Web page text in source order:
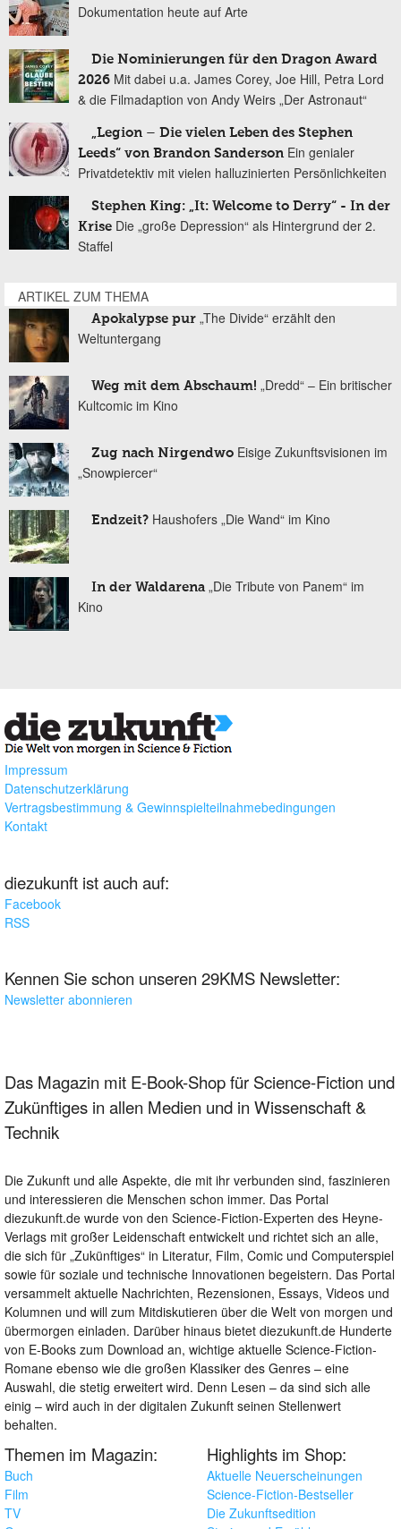
Dokumentation heute auf Arte
Die Nominierungen für den Dragon Award
2026 Mit dabei u.a. James Corey, Joe Hill, Petra Lord
& die Filmadaption von Andy Weirs „Der Astronaut“
„Legion – Die vielen Leben des Stephen
Leeds“ von Brandon Sanderson Ein genialer
Privatdetektiv mit vielen halluzinierten Persönlichkeiten
Stephen King: „It: Welcome to Derry“ - In der
Krise Die „große Depression“ als Hintergrund der 2.
Staffel
ARTIKEL ZUM THEMA
Apokalypse pur „The Divide“ erzählt den
Weltuntergang
Weg mit dem Abschaum! „Dredd“ – Ein britischer
Kultcomic im Kino
Zug nach Nirgendwo Eisige Zukunftsvisionen im
„Snowpiercer“
Endzeit? Haushofers „Die Wand“ im Kino
In der Waldarena „Die Tribute von Panem“ im
Kino
Impressum
Datenschutzerklärung
Vertragsbestimmung & Gewinnspielteilnahmebedingungen
Kontakt
diezukunft ist auch auf:
Facebook
RSS
Kennen Sie schon unseren 29KMS Newsletter:
Newsletter abonnieren
Das Magazin mit E-Book-Shop für Science-Fiction und
Zukünftiges in allen Medien und in Wissenschaft &
Technik
Die Zukunft und alle Aspekte, die mit ihr verbunden sind, faszinieren
und interessieren die Menschen schon immer. Das Portal
diezukunft.de wurde von den Science-Fiction-Experten des Heyne-
Verlags mit großer Leidenschaft entwickelt und richtet sich an alle,
die sich für „Zukünftiges“ in Literatur, Film, Comic und Computerspiel
sowie für soziale und technische Innovationen begeistern. Das Portal
versammelt aktuelle Nachrichten, Rezensionen, Essays, Videos und
Kolumnen und will zum Mitdiskutieren über die Welt von morgen und
übermorgen einladen. Darüber hinaus bietet diezukunft.de Hunderte
von E-Books zum Download an, wichtige aktuelle Science-Fiction-
Romane ebenso wie die großen Klassiker des Genres – eine
Auswahl, die stetig erweitert wird. Denn Lesen – da sind sich alle
einig – wird auch in der digitalen Zukunft seinen Stellenwert
behalten.
Themen im Magazin:
Buch
Film
TV
Highlights im Shop:
Aktuelle Neuerscheinungen
Science-Fiction-Bestseller
Die Zukunftsedition